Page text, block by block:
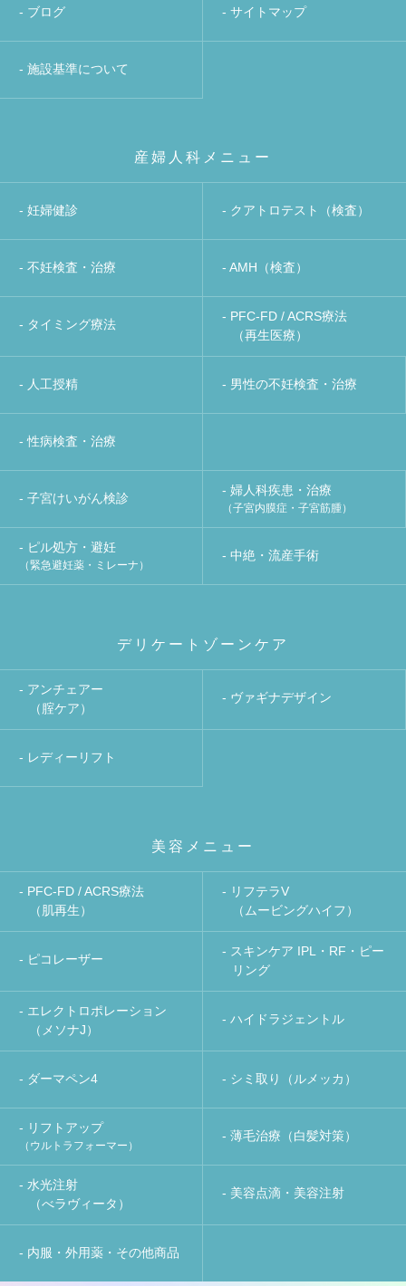
- ブログ - サイトマップ
- 施設基準について
産婦人科メニュー
- 妊婦健診 - クアトロテスト（検査）
- 不妊検査・治療 - AMH（検査）
- タイミング療法
- PFC-FD / ACRS療法
（再生医療）
- 人工授精 - 男性の不妊検査・治療
- 性病検査・治療
- 子宮けいがん検診
- 婦人科疾患・治療
（子宮内膜症・子宮筋腫）
- ピル処方・避妊
（緊急避妊薬・ミレーナ）
- 中絶・流産手術
デリケートゾーンケア
- アンチェアー
（腟ケア）
- ヴァギナデザイン
- レディーリフト
美容メニュー
- PFC-FD / ACRS療法
（肌再生）
- リフテラV
（ムービングハイフ）
- ピコレーザー
- スキンケア IPL・RF・ピー
リング
- エレクトロポレーション
（メソナJ）
- ハイドラジェントル
- ダーマペン4 - シミ取り（ルメッカ）
- リフトアップ
（ウルトラフォーマー）
- 薄毛治療（白髪対策）
- 水光注射
（べラヴィータ）
- 美容点滴・美容注射
- 内服・外用薬・その他商品